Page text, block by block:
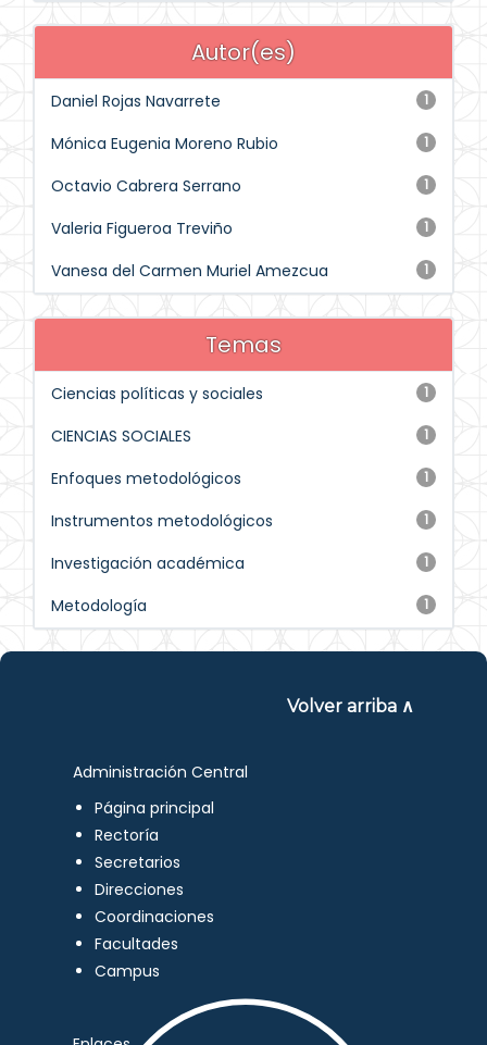
Autor(es)
1
Daniel Rojas Navarrete
1
Mónica Eugenia Moreno Rubio
1
Octavio Cabrera Serrano
1
Valeria Figueroa Treviño
1
Vanesa del Carmen Muriel Amezcua
Temas
1
Ciencias políticas y sociales
1
CIENCIAS SOCIALES
1
Enfoques metodológicos
1
Instrumentos metodológicos
1
Investigación académica
1
Metodología
Volver arriba ∧
Administración Central
Página principal
Rectoría
Secretarios
Direcciones
Coordinaciones
Facultades
Campus